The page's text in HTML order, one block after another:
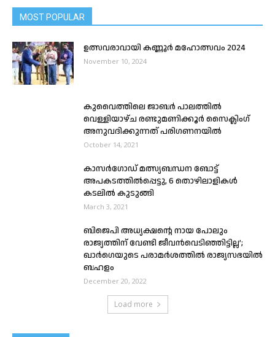
MOST POPULAR
ഉത്സവരാവായി കണ്ണൂർ മഹോത്സവം 2024
November 10, 2024
കുവൈത്തിലെ ജാബർ പാലത്തിൽ
വെള്ളിയാഴ്ച രണ്ടുമണിക്കൂർ സൈക്ലിംഗ്
അനുവദിക്കുന്നത് പരിഗണനയിൽ
October 14, 2021
കാസർഗോഡ് മത്സ്യബന്ധന ബോട്ട്
അപകടത്തിൽപ്പെട്ടു, 6 തൊഴിലാളികൾ
കടലിൽ കുടുങ്ങി
March 3, 2021
ബിജെപി അധ്യക്ഷന്റെ നായ പോലും
രാജ്യത്തിന് വേണ്ടി ജീവന്‍വെടിഞ്ഞിട്ടില്ല’;
ഖാര്‍ഗെയുടെ പരാമര്‍ശത്തില്‍ രാജ്യസഭയില്‍
ബഹളം
December 20, 2022
Load more